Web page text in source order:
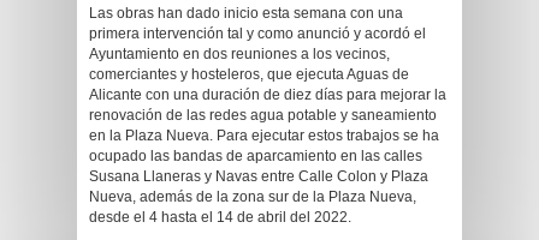
Las obras han dado inicio esta semana con una
primera intervención tal y como anunció y acordó el
Ayuntamiento en dos reuniones a los vecinos,
comerciantes y hosteleros, que ejecuta Aguas de
Alicante con una duración de diez días para mejorar la
renovación de las redes agua potable y saneamiento
en la Plaza Nueva. Para ejecutar estos trabajos se ha
ocupado las bandas de aparcamiento en las calles
Susana Llaneras y Navas entre Calle Colon y Plaza
Nueva, además de la zona sur de la Plaza Nueva,
desde el 4 hasta el 14 de abril del 2022.